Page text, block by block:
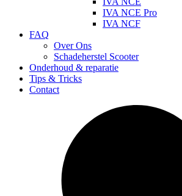
IVA NCE Pro
IVA NCF
FAQ
Over Ons
Schadeherstel Scooter
Onderhoud & reparatie
Tips & Tricks
Contact